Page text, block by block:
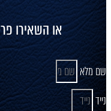
או השאירו
שם מלא
נייד